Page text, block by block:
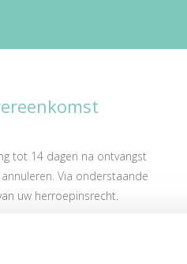
tot 14 dagen na ontvangst
Via onderstaande
uw herroepinsrecht.